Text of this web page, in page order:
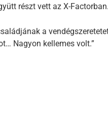
részt vett az X-Factorban.
a
Nagyon kellemes volt.”